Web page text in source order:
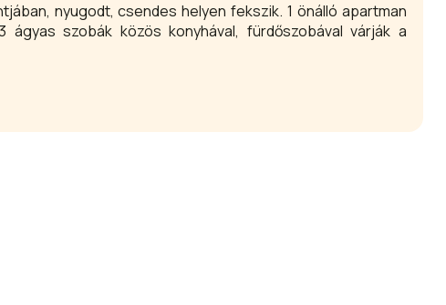
nyugodt, csendes helyen fekszik. 1 önálló apartman
szobák közös konyhával, fürdőszobával várják a